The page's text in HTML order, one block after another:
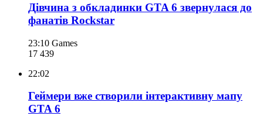
Дівчина з обкладинки GTA 6 звернулася до
фанатів Rockstar
23:10 Games
17 439
22:02
Геймери вже створили інтерактивну мапу
GTA 6